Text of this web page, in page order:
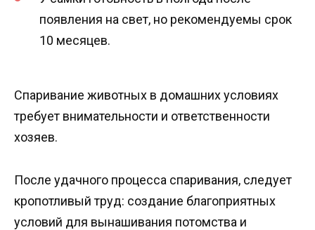
появления на свет, но рекомендуемы срок
10 месяцев.
Спаривание животных в домашних условиях
требует внимательности и ответственности
хозяев.
После удачного процесса спаривания, следует
кропотливый труд: создание благоприятных
условий для вынашивания потомства и